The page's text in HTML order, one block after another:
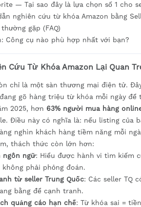
— Tại sao đây là lựa chọn số 1 cho
nghiên cứu từ khóa Amazon bằng
gặp (FAQ)
Công cụ nào phù hợp nhất với bạn?
Cứu Từ Khóa Amazon Lại Quan
chỉ là một sàn thương mại điện tử.
gõ hàng triệu từ khóa mỗi ngày để
2025, hơn 63% người mua hàng
Điều này có nghĩa là: nếu listing
nghìn khách hàng tiềm năng mỗi
thách thức còn lớn hơn:
ngôn ngữ: Hiểu được hành vi tìm kiếm
phải phỏng đoán.
từ seller Trung Quốc: Các seller TQ
bằng để cạnh tranh.
quảng cáo hạn chế: Từ khóa sai =